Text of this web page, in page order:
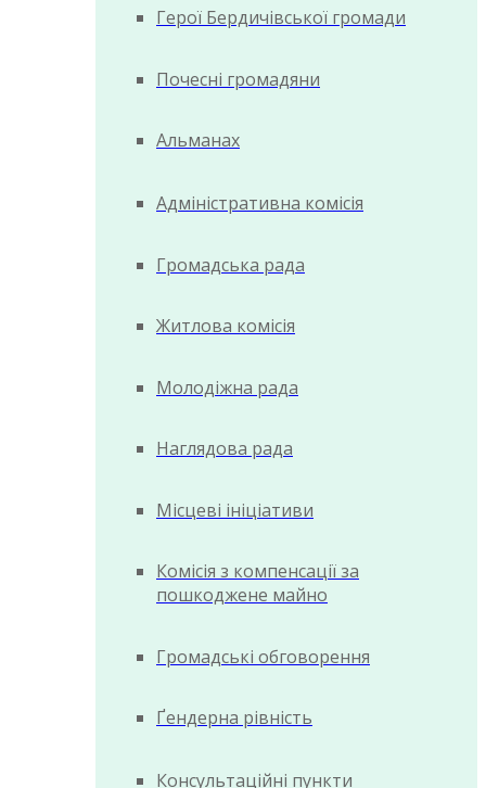
Герої Бердичівської громади
Почесні громадяни
Альманах
Адміністративна комісія
Громадська рада
Житлова комісія
Молодіжна рада
Наглядова рада
Місцеві ініціативи
Комісія з компенсації за
пошкоджене майно
Громадські обговорення
Ґендерна рівність
Консультаційні пункти